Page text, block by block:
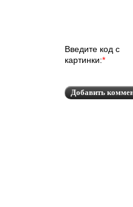
Введите код с
картинки:*